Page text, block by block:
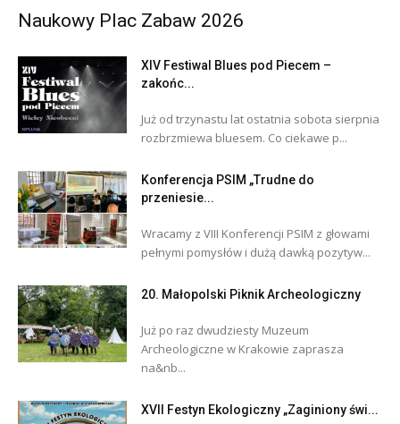
Naukowy Plac Zabaw 2026
XIV Festiwal Blues pod Piecem –
zakońc...
Już od trzynastu lat ostatnia sobota sierpnia
rozbrzmiewa bluesem. Co ciekawe p...
Konferencja PSIM „Trudne do
przeniesie...
Wracamy z VIII Konferencji PSIM z głowami
pełnymi pomysłów i dużą dawką pozytyw...
20. Małopolski Piknik Archeologiczny
Już po raz dwudziesty Muzeum
Archeologiczne w Krakowie zaprasza
na&nb...
XVII Festyn Ekologiczny „Zaginiony świ...